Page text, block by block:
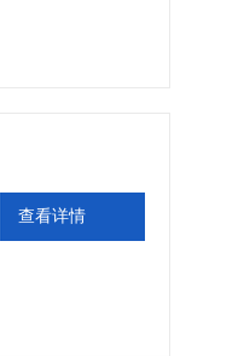
查看详情